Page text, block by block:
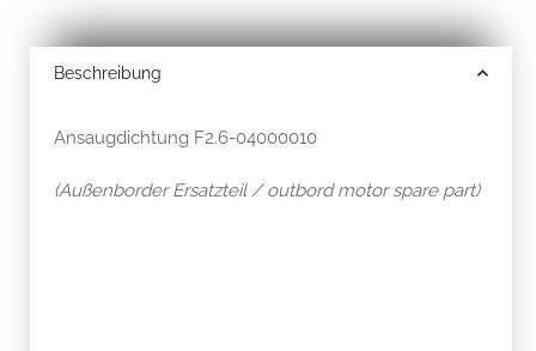
Beschreibung
Ansaugdichtung F2.6-04000010
(Außenborder Ersatzteil / outbord motor spare part)